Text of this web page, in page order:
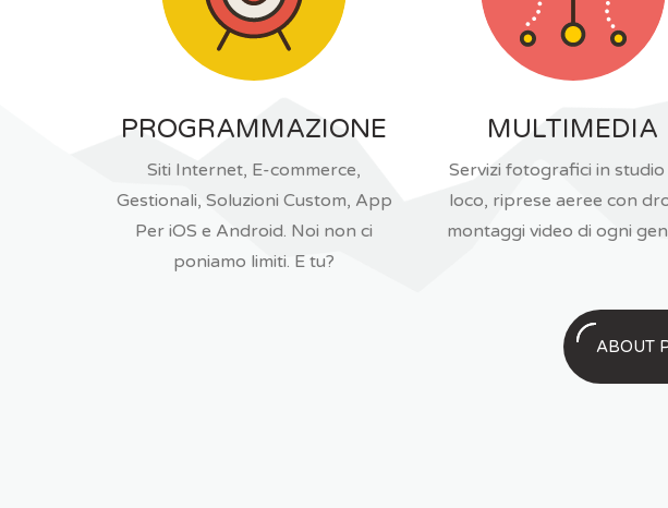
PROGRAMMAZIONE
Siti Internet, E-commerce,
Gestionali, Soluzioni Custom, App
Per iOS e Android. Noi non ci
poniamo limiti. E tu?
MULTIMEDIA
Servizi fotografici in studio
loco, riprese aeree con
montaggi video di ogni
ABOUT